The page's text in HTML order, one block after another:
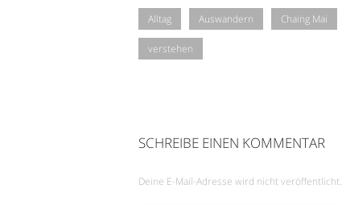
Alltag Auswandern Chaing Mai
verstehen
SCHREIBE EINEN KOMMENTAR
Deine E-Mail-Adresse wird nicht veröffentlicht.